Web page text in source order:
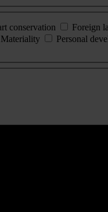
conservation Foreign
Materiality Personal